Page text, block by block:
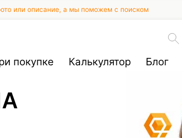
или описание, а мы поможем с поиском
покупке Калькулятор Блог